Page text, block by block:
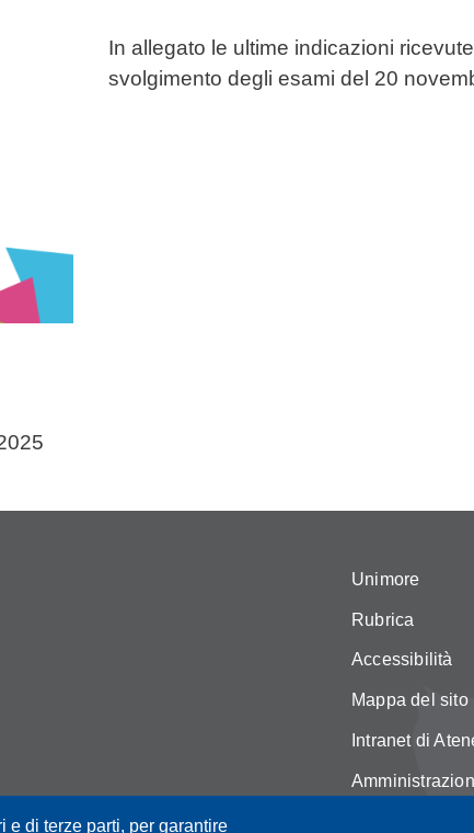
In allegato le ultime indicazioni
svolgimento degli esami del 20
e di terze parti, per garantire
Unimore
Rubrica
Accessibilità
Mappa del sito
Intranet di